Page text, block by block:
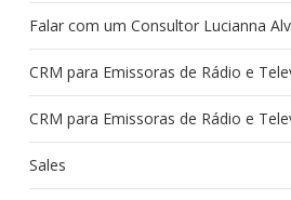
Falar com um Consultor Lucianna
CRM para Emissoras de Rádio e
CRM para Emissoras de Rádio e
Sales